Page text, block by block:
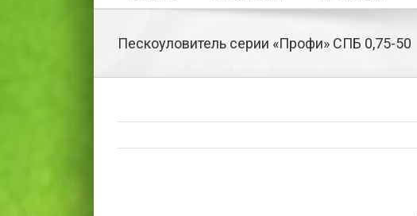
Пескоуловитель серии «Профи» СПБ 0,75-50